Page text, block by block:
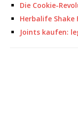
Die Cookie-
Herbalife
Joints kaufen: